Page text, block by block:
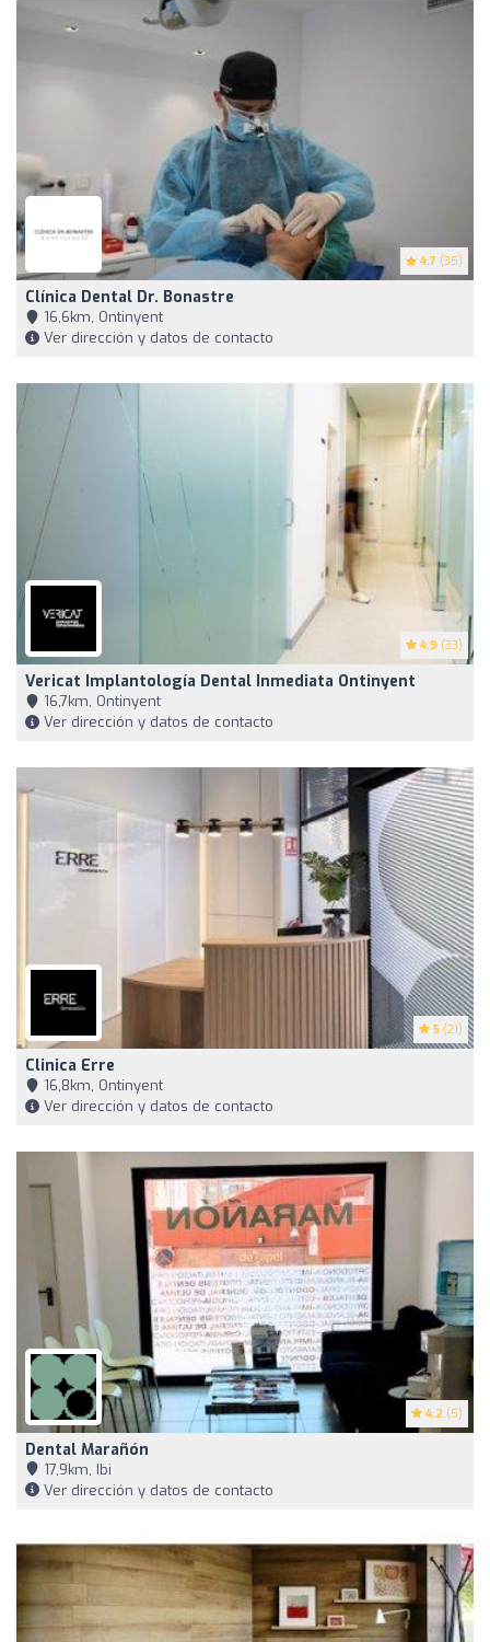
4.7 (35)
Clínica Dental Dr. Bonastre
16,6km, Ontinyent
Ver dirección y datos de contacto
4.9 (33)
Vericat Implantología Dental Inmediata Ontinyent
16,7km, Ontinyent
Ver dirección y datos de contacto
5 (21)
Clinica Erre
16,8km, Ontinyent
Ver dirección y datos de contacto
4.2 (5)
Dental Marañón
17,9km, Ibi
Ver dirección y datos de contacto